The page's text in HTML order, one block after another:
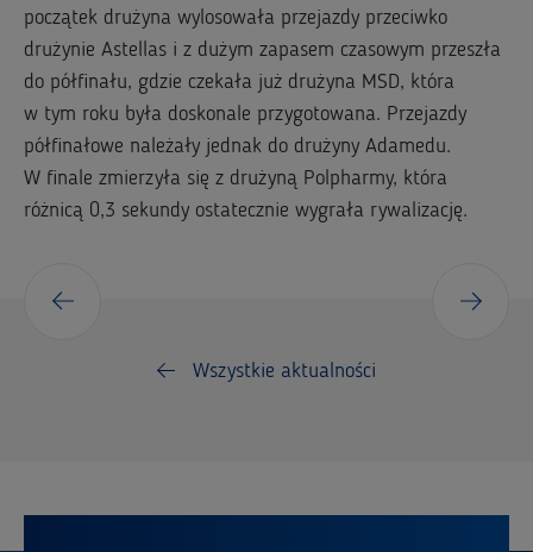
początek drużyna wylosowała przejazdy przeciwko
drużynie Astellas i z dużym zapasem czasowym przeszła
do półfinału, gdzie czekała już drużyna MSD, która
w tym roku była doskonale przygotowana. Przejazdy
półfinałowe należały jednak do drużyny Adamedu.
W finale zmierzyła się z drużyną Polpharmy, która
różnicą 0,3 sekundy ostatecznie wygrała rywalizację.
Wszystkie aktualności